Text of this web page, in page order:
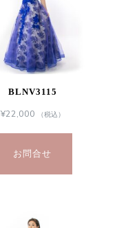
BLNV3115
¥22,000 （税込）
お問合せ